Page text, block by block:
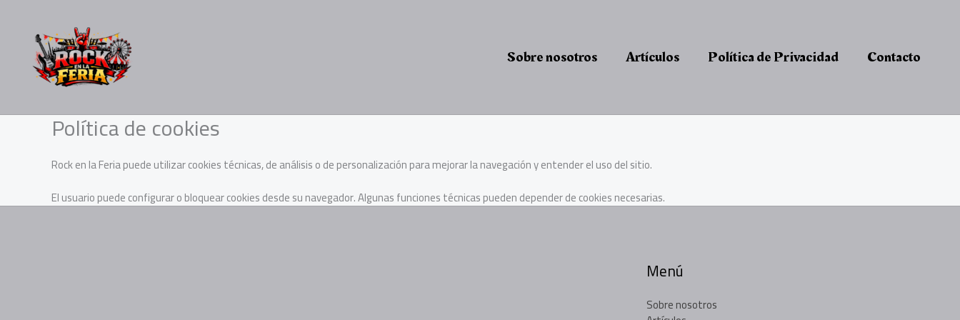
contenido
Sobre nosotros Artículos Política de Privacidad Contacto
Política de cookies
Rock en la Feria puede utilizar cookies técnicas, de análisis o de personalización para mejorar la navegación y entender el uso del sitio.
El usuario puede configurar o bloquear cookies desde su navegador. Algunas funciones técnicas pueden depender de cookies necesarias.
Menú
Sobre nosotros